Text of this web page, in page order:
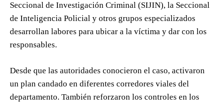
Seccional de Investigación Criminal (SIJIN), la Seccional
de Inteligencia Policial y otros grupos especializados
desarrollan labores para ubicar a la víctima y dar con los
responsables.
Desde que las autoridades conocieron el caso, activaron
un plan candado en diferentes corredores viales del
departamento. También reforzaron los controles en los